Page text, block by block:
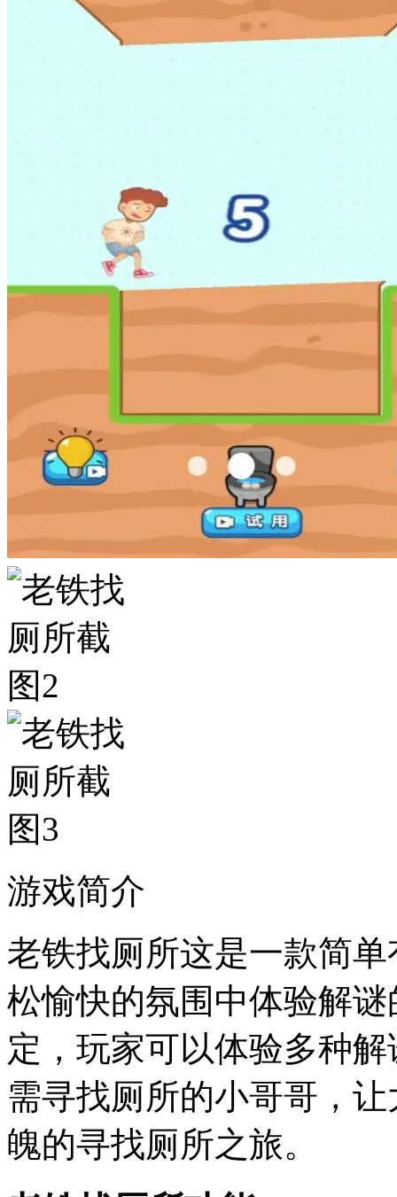
游戏简介
老铁找厕所这是一款简
松愉快的氛围中体验解
定，玩家可以体验多种
需寻找厕所的小哥哥，
魄的寻找厕所之旅。